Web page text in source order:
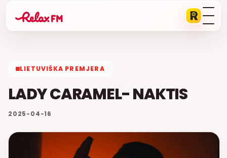
LIETUVIŠKA PREMJERA
LADY CARAMEL- NAKTIS
2025-04-16